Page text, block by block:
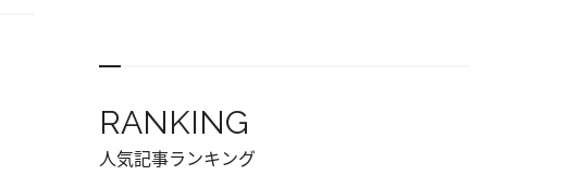
RANKING
人気記事ランキング